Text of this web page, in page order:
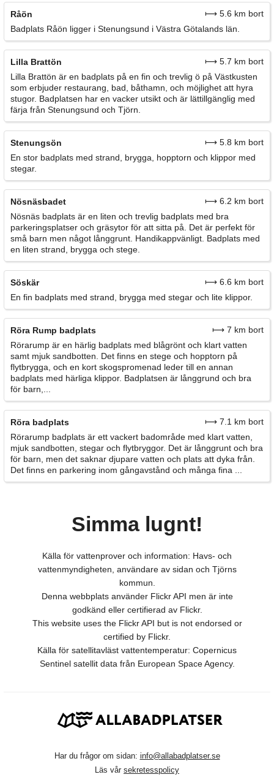
Råön
⟼ 5.6 km bort
Badplats Råön ligger i Stenungsund i Västra Götalands län.
Lilla Brattön
⟼ 5.7 km bort
Lilla Brattön är en badplats på en fin och trevlig ö på Västkusten
som erbjuder restaurang, bad, båthamn, och möjlighet att hyra
stugor. Badplatsen har en vacker utsikt och är lättillgänglig med
färja från Stenungsund och Tjörn.
Stenungsön
⟼ 5.8 km bort
En stor badplats med strand, brygga, hopptorn och klippor med
stegar.
Nösnäsbadet
⟼ 6.2 km bort
Nösnäs badplats är en liten och trevlig badplats med bra
parkeringsplatser och gräsytor för att sitta på. Det är perfekt för
små barn men något långgrunt. Handikappvänligt. Badplats med
en liten strand, brygga och stege.
Söskär
⟼ 6.6 km bort
En fin badplats med strand, brygga med stegar och lite klippor.
Röra Rump badplats
⟼ 7 km bort
Rörarump är en härlig badplats med blågrönt och klart vatten
samt mjuk sandbotten. Det finns en stege och hopptorn på
flytbrygga, och en kort skogspromenad leder till en annan
badplats med härliga klippor. Badplatsen är långgrund och bra
för barn,...
Röra badplats
⟼ 7.1 km bort
Rörarump badplats är ett vackert badområde med klart vatten,
mjuk sandbotten, stegar och flytbryggor. Det är långgrunt och bra
för barn, men det saknar djupare vatten och plats att dyka från.
Det finns en parkering inom gångavstånd och många fina ...
Simma lugnt!
Källa för vattenprover och information: Havs- och
vattenmyndigheten, användare av sidan och Tjörns
kommun.
Denna webbplats använder Flickr API men är inte
godkänd eller certifierad av Flickr.
This website uses the Flickr API but is not endorsed or
certified by Flickr.
Källa för satellitavläst vattentemperatur: Copernicus
Sentinel satellit data från European Space Agency.
Har du frågor om sidan: info@allabadplatser.se
Läs vår sekretesspolicy